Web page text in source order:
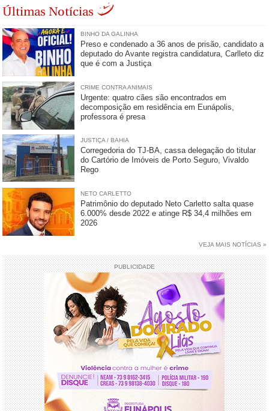
Últimas Notícias
BINHO DA GALINHA
Preso e condenado a 36 anos de prisão, candidato a
deputado do Avante registra candidatura, Carlleto diz
que é com a Justiça
CRIME CONTRA ANIMAIS
Urgente: quatro cães são encontrados em
decomposição em residência em Eunápolis,
professora é presa
JUSTIÇA / BAHIA
Corregedoria do TJ-BA, cassa delegação do titular
do Cartório de Imóveis de Porto Seguro, Vivaldo
Rego
NETO CARLETTO
Patrimônio do deputado Neto Carletto salta quase
6.000% desde 2022 e atinge R$ 34,4 milhões em
2026
VEJA MAIS NOTÍCIAS »
PUBLICIDADE